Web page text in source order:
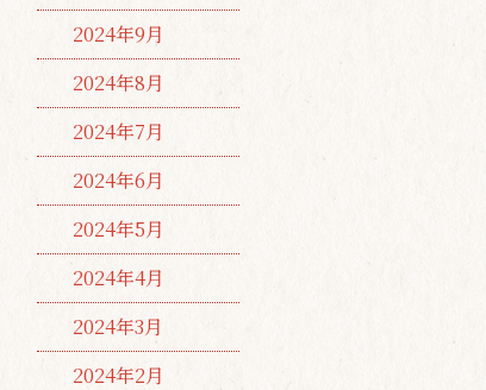
2024年9月
2024年8月
2024年7月
2024年6月
2024年5月
2024年4月
2024年3月
2024年2月